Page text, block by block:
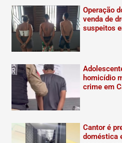
Operação
venda de
suspeitos
homicídio
crime em
Cantor é
doméstica